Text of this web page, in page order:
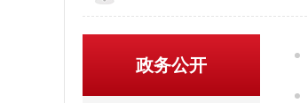
政务公开